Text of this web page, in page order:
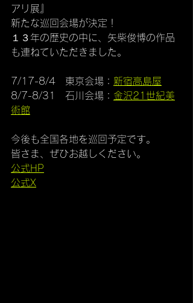
アリ展』
新たな巡回会場が決定！
１３年の歴史の中に、矢柴俊博の作品
も連ねていただきました。
7/17-8/4　東京会場： 新宿高島屋
8/7-8/31　石川会場： 金沢21世紀美
術館
今後も全国各地を巡回予定です。
皆さま、ぜひお越しください。
公式HP
公式X